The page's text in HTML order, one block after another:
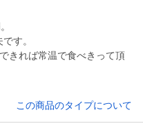
す。
きれば常温で食べきって頂
この商品のタイプについて